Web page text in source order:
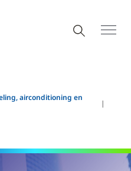
airconditioning en